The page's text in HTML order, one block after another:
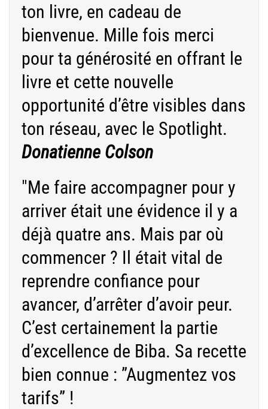
ton livre, en cadeau de
bienvenue. Mille fois merci
pour ta générosité en offrant le
livre et cette nouvelle
opportunité d’être visibles dans
ton réseau, avec le Spotlight.
Donatienne Colson
"Me faire accompagner pour y
arriver était une évidence il y a
déjà quatre ans. Mais par où
commencer ? Il était vital de
reprendre confiance pour
avancer, d’arrêter d’avoir peur.
C’est certainement la partie
d’excellence de Biba. Sa recette
bien connue : ”Augmentez vos
tarifs” !